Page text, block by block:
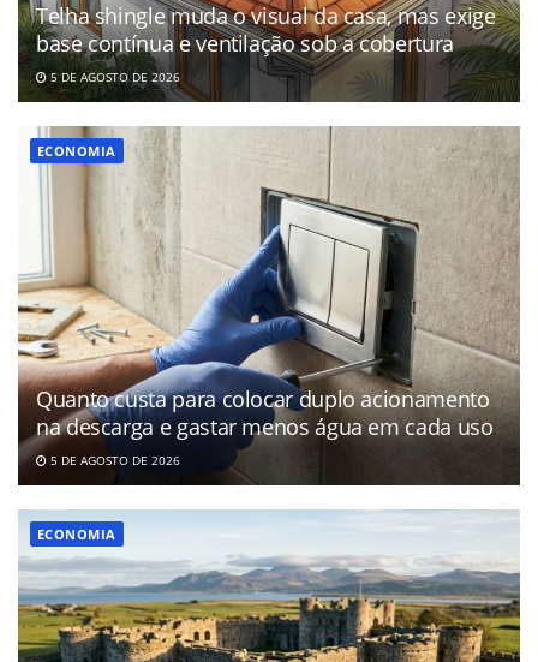
Telha shingle muda o visual da casa, mas exige
base contínua e ventilação sob a cobertura
5 DE AGOSTO DE 2026
ECONOMIA
Quanto custa para colocar duplo acionamento
na descarga e gastar menos água em cada uso
5 DE AGOSTO DE 2026
ECONOMIA